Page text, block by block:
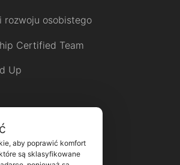
rozwoju osobistego
Certified Team
Up
aby poprawić komfort
są sklasyfikowane